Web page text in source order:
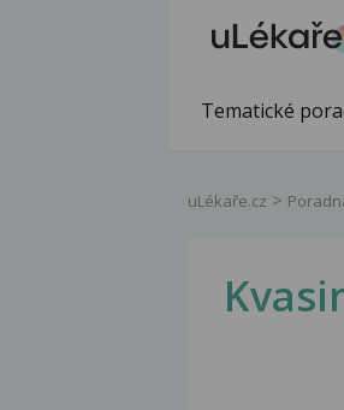
Tematické
uLékaře.cz